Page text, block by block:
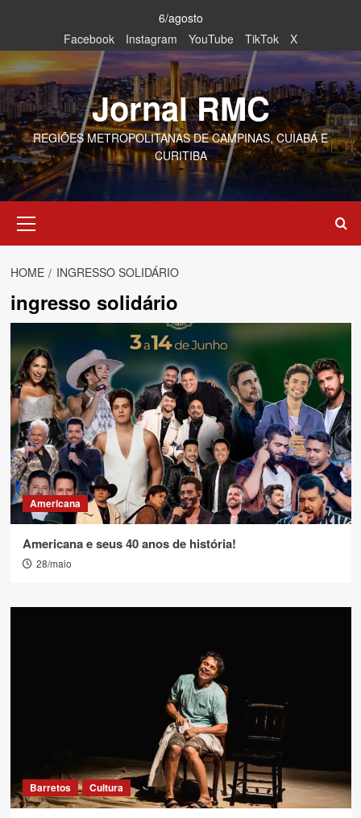
content
6/agosto
Facebook
Instagram YouTube TikTok X
Jornal RMC
REGIÕES METROPOLITANAS DE CAMPINAS, CUIABÁ E
CURITIBA
Menu
HOME INGRESSO SOLIDÁRIO
ingresso solidário
Americana
Americana e seus 40 anos de história!
28/maio
Barretos Cultura